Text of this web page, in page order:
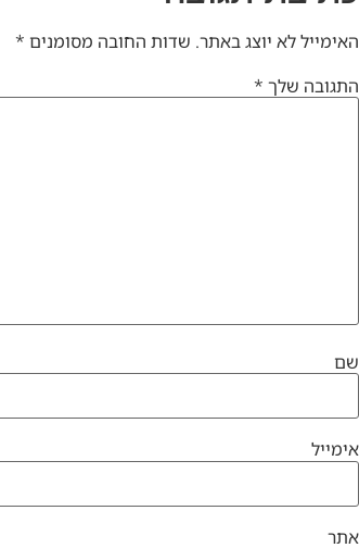
האימייל לא יוצג באתר. שדות החובה מסומנים *
התגובה שלך *
שם
אימייל
אתר